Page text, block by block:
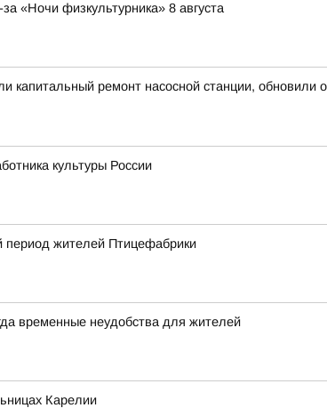
«Ночи физкультурника» 8 августа
капитальный ремонт насосной станции, обновили
культуры России
период жителей Птицефабрики
временные неудобства для жителей
Карелии